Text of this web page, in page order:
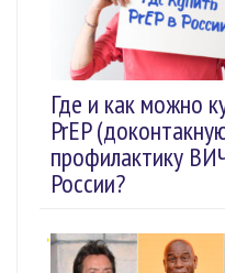
Где и как можно
PrEP
профилактику
России?